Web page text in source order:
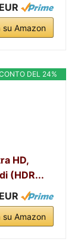
Amazon
DEL 24%
HD,
(HDR...
Amazon